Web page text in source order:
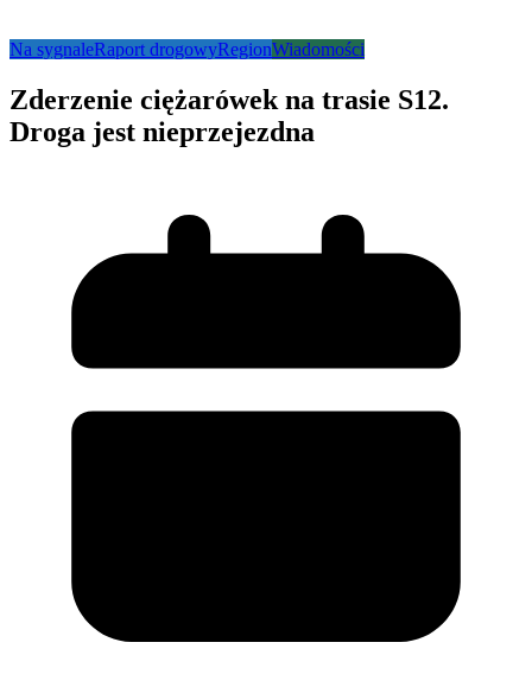
Na sygnaleRaport drogowyRegionWiadomości
Zderzenie ciężarówek na trasie S12.
Droga jest nieprzejezdna